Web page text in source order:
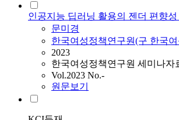
인공지능 딥러닝 활용의 젠더 편향
문미경
한국여성정책연구원(구 한국
2023
한국여성정책연구원 세미나자
Vol.2023 No.-
원문보기